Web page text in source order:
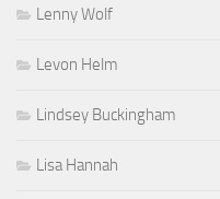
Lenny Wolf
Levon Helm
Lindsey Buckingham
Lisa Hannah